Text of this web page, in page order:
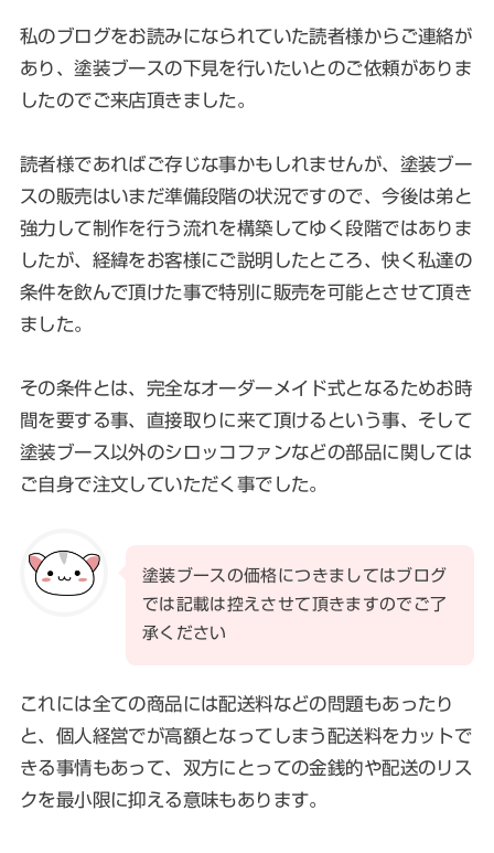
私のブログをお読みになられていた読者様からご連絡が
あり、塗装ブースの下見を行いたいとのご依頼がありま
したのでご来店頂きました。
読者様であればご存じな事かもしれませんが、塗装ブー
スの販売はいまだ準備段階の状況ですので、今後は弟と
強力して制作を行う流れを構築してゆく段階ではありま
したが、経緯をお客様にご説明したところ、快く私達の
条件を飲んで頂けた事で特別に販売を可能とさせて頂き
ました。
その条件とは、完全なオーダーメイド式となるためお時
間を要する事、直接取りに来て頂けるという事、そして
塗装ブース以外のシロッコファンなどの部品に関しては
ご自身で注文していただく事でした。
塗装ブースの価格につきましてはブログ
では記載は控えさせて頂きますのでご了
承ください
これには全ての商品には配送料などの問題もあったり
と、個人経営でが高額となってしまう配送料をカットで
きる事情もあって、双方にとっての金銭的や配送のリス
クを最小限に抑える意味もあります。